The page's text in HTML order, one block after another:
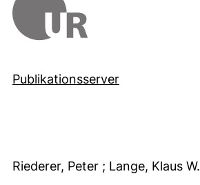
Publikationsserver
Riederer, Peter ; Lange, Klaus W.